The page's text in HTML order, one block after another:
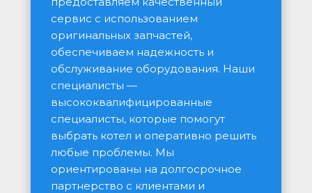
сервис с использованием
оригинальных запчастей,
обеспечиваем надежность и
обслуживание оборудования. Наши
специалисты —
высококвалифицированные
специалисты, которые помогут
выбрать котел и оперативно решить
любые проблемы. Мы
ориентированы на долгосрочное
партнерство с клиентами и